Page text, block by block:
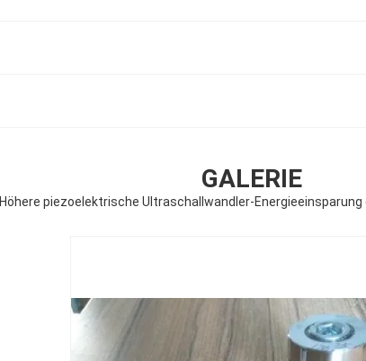
GALERIE
Höhere piezoelektrische Ultraschallwandler-Energieeinsparung